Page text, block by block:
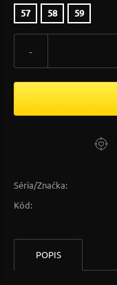
57 58 59
-
Séria/Značka:
Kód:
POPIS